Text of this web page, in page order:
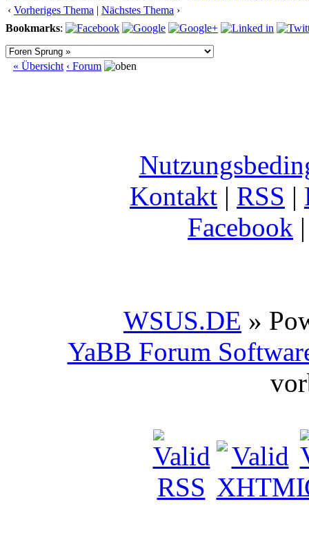
‹ Vorheriges Thema | Nächstes Thema ›
Bookmarks:
« Übersicht ‹ Forum
Kontakt | RSS |
Facebook
WSUS.DE »
YaBB Forum